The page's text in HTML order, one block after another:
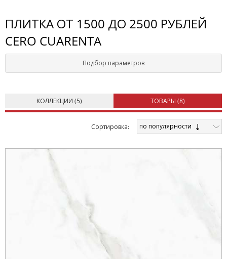
ПЛИТКА ОТ 1500 ДО 2500 РУБЛЕЙ
CERO CUARENTA
Подбор параметров
КОЛЛЕКЦИИ (5) ТОВАРЫ (8)
Cортировка: по популярности